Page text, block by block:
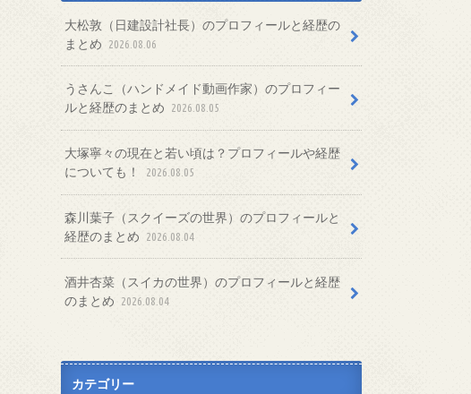
大松敦（日建設計社長）のプロフィールと経歴の
まとめ
2026.08.06
うさんこ（ハンドメイド動画作家）のプロフィー
ルと経歴のまとめ
2026.08.05
大塚寧々の現在と若い頃は？プロフィールや経歴
についても！
2026.08.05
森川葉子（スクイーズの世界）のプロフィールと
経歴のまとめ
2026.08.04
酒井杏菜（スイカの世界）のプロフィールと経歴
のまとめ
2026.08.04
カテゴリー